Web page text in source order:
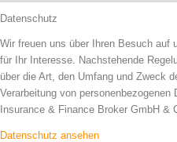
Datenschutz
Wir freuen uns über Ihren Besuch auf
für Ihr Interesse. Nachstehende
über die Art, den Umfang und Zweck
Verarbeitung von personenbezogenen
Insurance & Finance Broker GmbH &
Datenschutz ansehen